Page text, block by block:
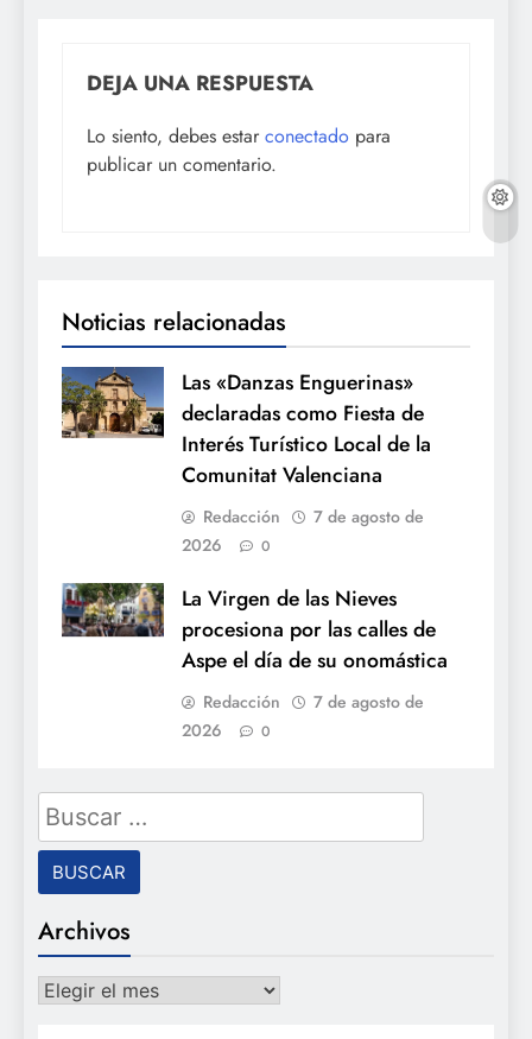
DEJA UNA RESPUESTA
Lo siento, debes estar conectado para
publicar un comentario.
Noticias relacionadas
Las «Danzas Enguerinas»
declaradas como Fiesta de
Interés Turístico Local de la
Comunitat Valenciana
Redacción
7 de agosto de
2026
0
La Virgen de las Nieves
procesiona por las calles de
Aspe el día de su onomástica
Redacción
7 de agosto de
2026
0
Buscar:
Archivos
Archivos